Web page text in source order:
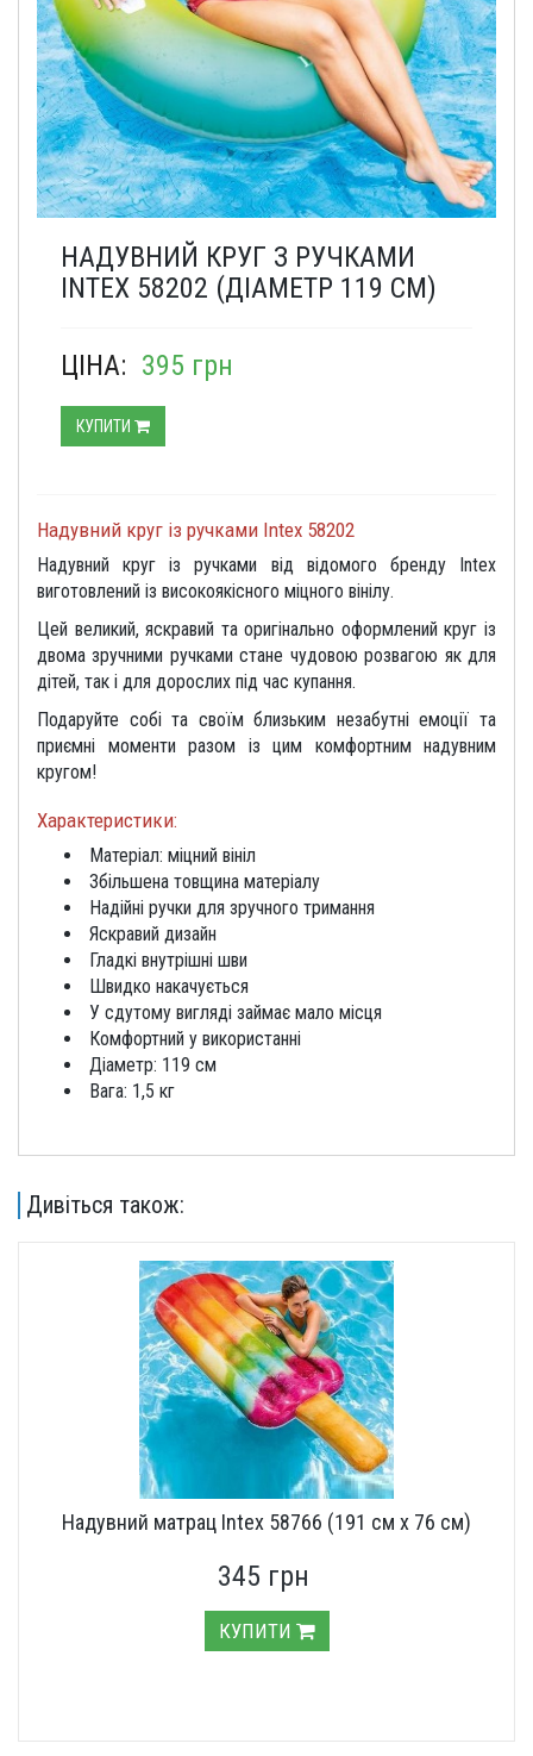
НАДУВНИЙ КРУГ З РУЧКАМИ
INTEX 58202 (ДІАМЕТР 119 СМ)
ЦІНА: 395 грн
КУПИТИ
Надувний круг із ручками Intex 58202
Надувний круг із ручками від відомого бренду Intex
виготовлений із високоякісного міцного вінілу.
Цей великий, яскравий та оригінально оформлений круг із
двома зручними ручками стане чудовою розвагою як для
дітей, так і для дорослих під час купання.
Подаруйте собі та своїм близьким незабутні емоції та
приємні моменти разом із цим комфортним надувним
кругом!
Характеристики:
Матеріал: міцний вініл
Збільшена товщина матеріалу
Надійні ручки для зручного тримання
Яскравий дизайн
Гладкі внутрішні шви
Швидко накачується
У сдутому вигляді займає мало місця
Комфортний у використанні
Діаметр: 119 см
Вага: 1,5 кг
Дивіться також:
Надувний матрац Intex 58766 (191 см х 76 см)
345 грн
КУПИТИ